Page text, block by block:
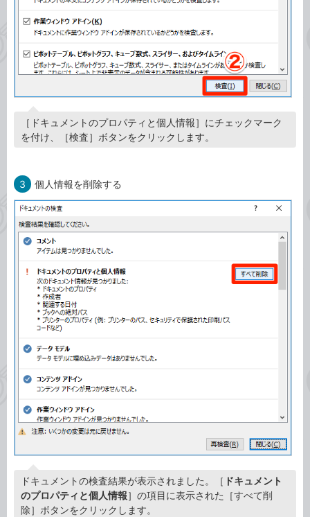
［ドキュメントのプロパティと個人情報］にチェックマーク
を付け、［検査］ボタンをクリックします。
3 個人情報を削除する
ドキュメントの検査結果が表示されました。［ ドキュメント
のプロパティと個人情報］の項目に表示された［すべて削
除］ボタンをクリックします。